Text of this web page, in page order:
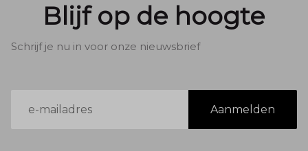
Blijf op de hoogte
Schrijf je nu in voor onze nieuwsbrief
mailadres
Aanmelden